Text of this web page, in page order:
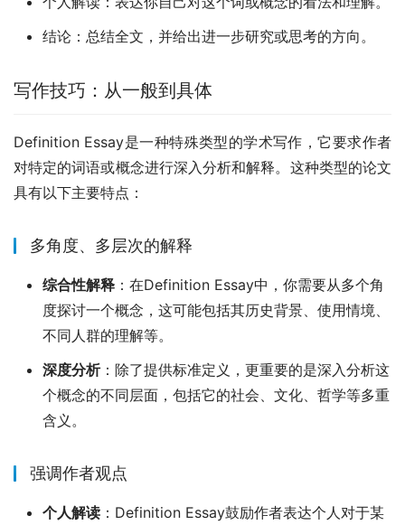
结论：总结全文，并给出进一步研究或思考的方向。
写作技巧：从一般到具体
Definition Essay是一种特殊类型的学术写作，它要求作者
对特定的词语或概念进行深入分析和解释。这种类型的论文
具有以下主要特点：
多角度、多层次的解释
综合性解释 ：在Definition Essay中，你需要从多个角
度探讨一个概念，这可能包括其历史背景、使用情境、
不同人群的理解等。
深度分析：除了提供标准定义，更重要的是深入分析这
个概念的不同层面，包括它的社会、文化、哲学等多重
含义。
强调作者观点
个人解读 ：Definition Essay鼓励作者表达个人对于某